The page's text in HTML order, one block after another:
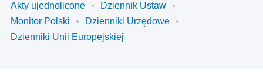
Akty ujednolicone
Dziennik Ustaw
Monitor Polski
Dzienniki Urzędowe
Dzienniki Unii Europejskiej